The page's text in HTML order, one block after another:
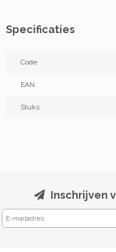
Specificaties
Code
EAN
Stuks
Inschrijven